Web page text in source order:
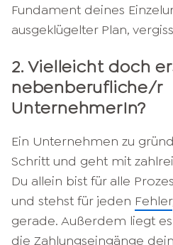
Fundament deines
ausgeklügelter Plan,
2. Vielleicht doch
nebenberufliche/r
UnternehmerIn?
Ein Unternehmen zu
Schritt und geht mit
Du allein bist für alle
und stehst für jeden Fehler
gerade. Außerdem liegt
die Zahlungseingänge